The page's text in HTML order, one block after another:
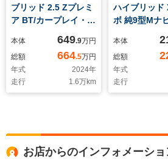
ブリッド 2.5 Zプレミ
ア BT/カープレイ・全
本体 649.9万円
総額
664.5万円
年式
2024年
走行
1.6万km
ハイブリッド
ボ 純9型Mナ
位カ
本体
総額
年式
走行
お店からのインフォメーショ